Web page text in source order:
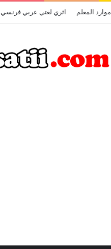
موارد المعلم اثري لغتي عربي فرنسي